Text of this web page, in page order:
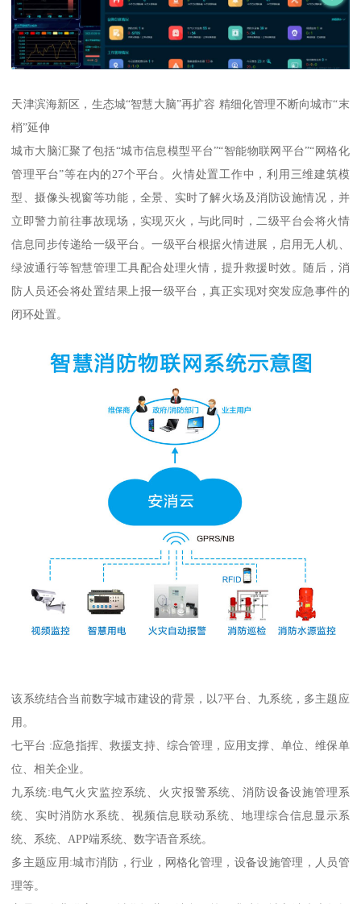
天津滨海新区，生态城“智慧大脑”再扩容 精细化管理不断向城市“末
梢”延伸
城市大脑汇聚了包括“城市信息模型平台”“智能物联网平台”“网格化
管理平台”等在内的27个平台。火情处置工作中，利用三维建筑模
型、摄像头视窗等功能，全景、实时了解火场及消防设施情况，并
立即警力前往事故现场，实现灭火，与此同时，二级平台会将火情
信息同步传递给一级平台。一级平台根据火情进展，启用无人机、
绿波通行等智慧管理工具配合处理火情，提升救援时效。随后，消
防人员还会将处置结果上报一级平台，真正实现对突发应急事件的
闭环处置。
该系统结合当前数字城市建设的背景，以7平台、九系统，多主题应
用。
七平台 :应急指挥、救援支持、综合管理，应用支撑、单位、维保单
位、相关企业。
九系统:电气火灾监控系统、火灾报警系统、消防设备设施管理系
统、实时消防水系统、视频信息联动系统、地理综合信息显示系
统、系统、APP端系统、数字语音系统。
多主题应用:城市消防，行业，网格化管理，设备设施管理，人员管
理等。